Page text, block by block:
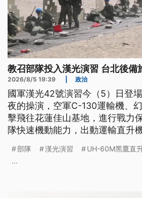
教召部隊投入漢光演習 台北後備
2026/8/5 19:39 政治
國軍漢光42號演習今（5）日登
夜的操演，空軍C-130運輸機、
擊飛往花蓮佳山基地，進行戰力
隊快速機動能力，出動運輸直升
光演習，台北後備旅執行臨戰訓
M4A1步槍對外曝光。
部隊 漢光演習 UH-60M黑鷹直
...